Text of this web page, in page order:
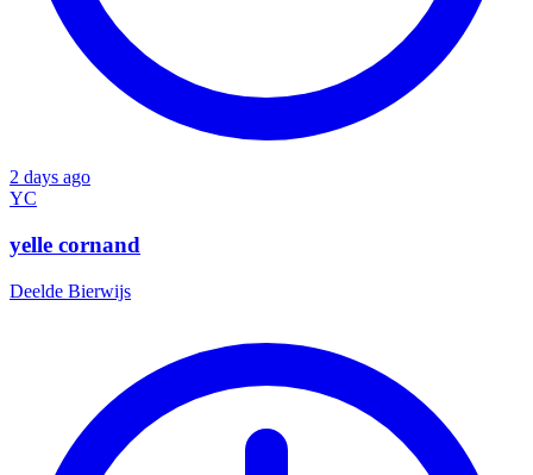
2 days ago
YC
yelle cornand
Deelde Bierwijs